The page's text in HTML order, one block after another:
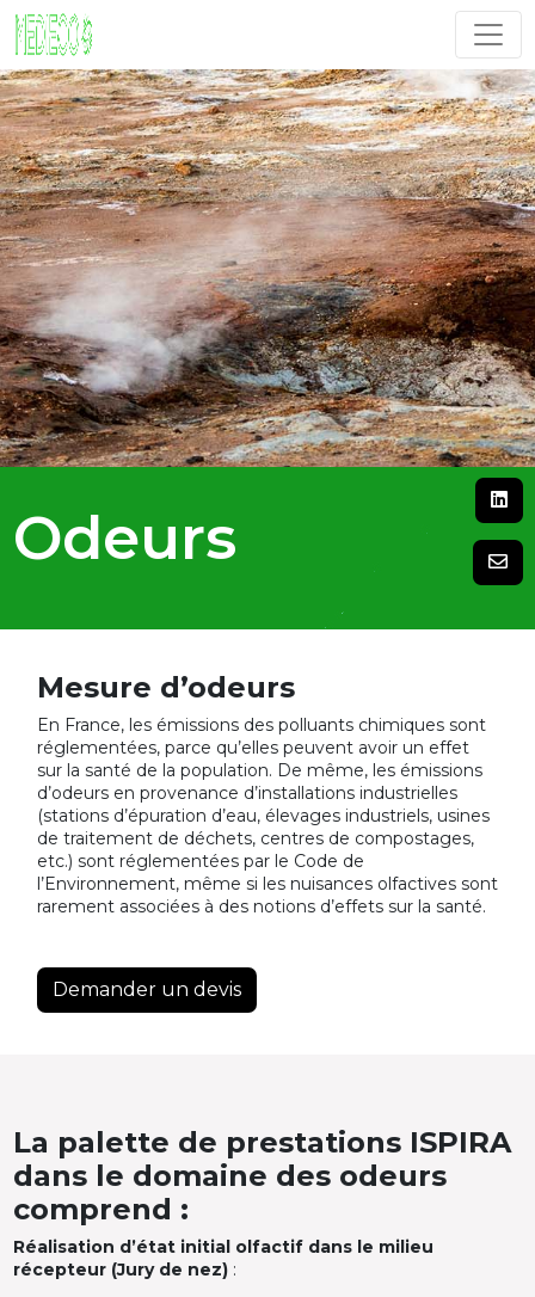
Odeurs
Mesure d’odeurs
En France, les émissions des polluants chimiques sont
réglementées, parce qu’elles peuvent avoir un effet
sur la santé de la population. De même, les émissions
d’odeurs en provenance d’installations industrielles
(stations d’épuration d’eau, élevages industriels, usines
de traitement de déchets, centres de compostages,
etc.) sont réglementées par le Code de
l’Environnement, même si les nuisances olfactives sont
rarement associées à des notions d’effets sur la santé.
Demander un devis
La palette de prestations ISPIRA
dans le domaine des odeurs
comprend :
Réalisation d’état initial olfactif dans le milieu
récepteur (Jury de nez) :